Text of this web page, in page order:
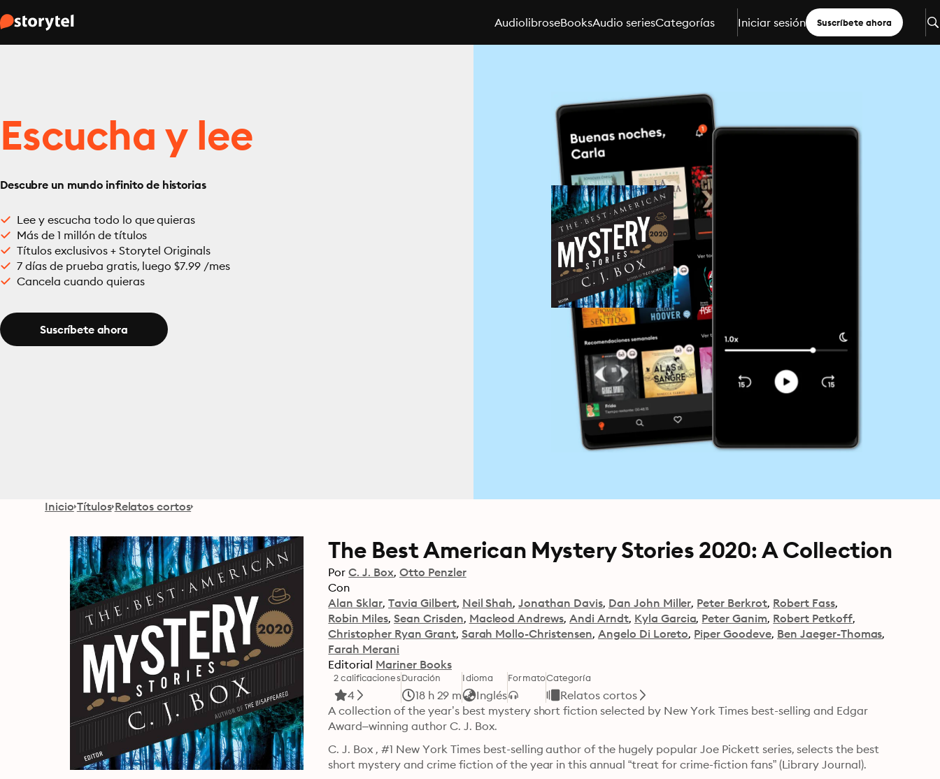
AudiolibroseBooksAudio seriesCategorías Iniciar sesión Suscríbete ahora
Escucha y lee
Descubre un mundo infinito de historias
Lee y escucha todo lo que quieras
Más de 1 millón de títulos
Títulos exclusivos + Storytel Originals
7 días de prueba gratis, luego $7.99 /mes
Cancela cuando quieras
Suscríbete ahora
Inicio Títulos Relatos cortos
The Best American Mystery Stories 2020: A Collection
Por C. J. Box Otto Penzler
Con
Alan Sklar Tavia Gilbert Neil Shah Jonathan Davis Dan John Miller Peter Berkrot Robert Fass
Robin Miles Sean Crisden Macleod Andrews Andi Arndt Kyla Garcia Peter Ganim Robert Petkoff
Christopher Ryan Grant Sarah Mollo-Christensen Angelo Di Loreto Piper Goodeve Ben Jaeger-Thomas
Farah Merani
Editorial Mariner Books
2 calificaciones
4
Duración
18 h 29 m
Idioma
Inglés
FormatoCategoría
Relatos cortos
A collection of the year’s best mystery short fiction selected by New York Times best-selling and Edgar
Award–winning author C. J. Box.
C. J. Box , #1 New York Times best-selling author of the hugely popular Joe Pickett series, selects the best
short mystery and crime fiction of the year in this annual “treat for crime-fiction fans” (Library Journal).